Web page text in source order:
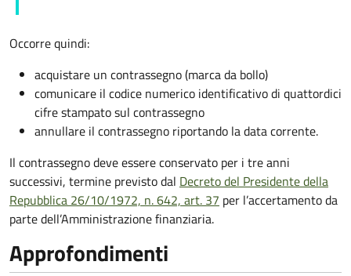
Occorre quindi:
acquistare un contrassegno (marca da bollo)
comunicare il codice numerico identificativo di quattordici
cifre stampato sul contrassegno
annullare il contrassegno riportando la data corrente.
Il contrassegno deve essere conservato per i tre anni
successivi, termine previsto dal Decreto del Presidente della
Repubblica 26/10/1972, n. 642, art. 37 per l’accertamento da
parte dell’Amministrazione finanziaria.
Approfondimenti